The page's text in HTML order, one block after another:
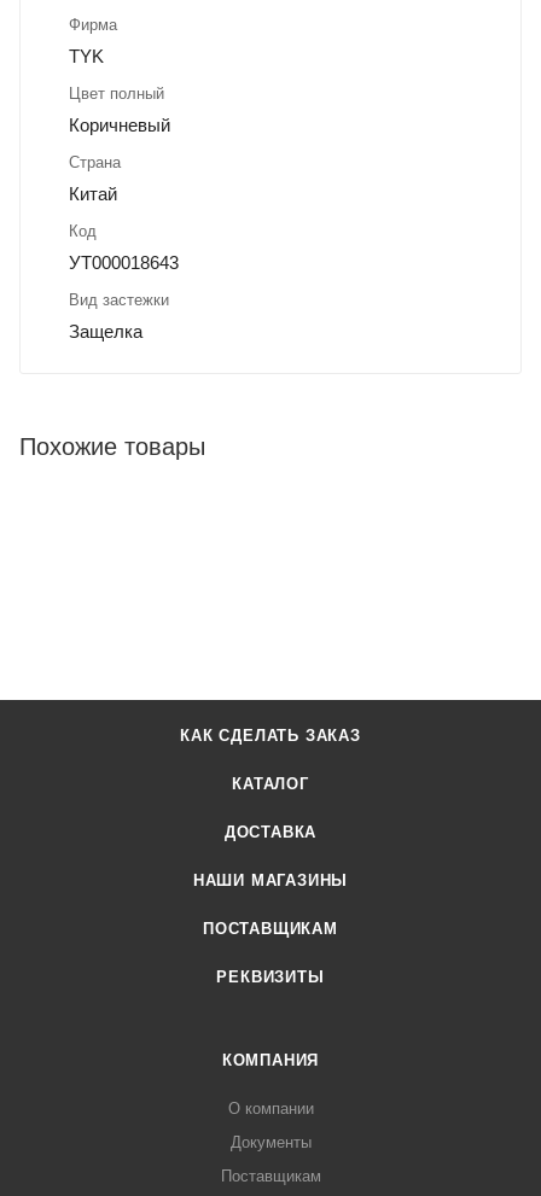
Фирма
TYK
Цвет полный
Коричневый
Страна
Китай
Код
УТ000018643
Вид застежки
Защелка
Похожие товары
КАК СДЕЛАТЬ ЗАКАЗ
КАТАЛОГ
ДОСТАВКА
НАШИ МАГАЗИНЫ
ПОСТАВЩИКАМ
РЕКВИЗИТЫ
КОМПАНИЯ
О компании
Документы
Поставщикам